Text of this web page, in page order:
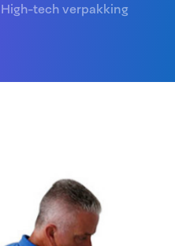
High-tech verpakking